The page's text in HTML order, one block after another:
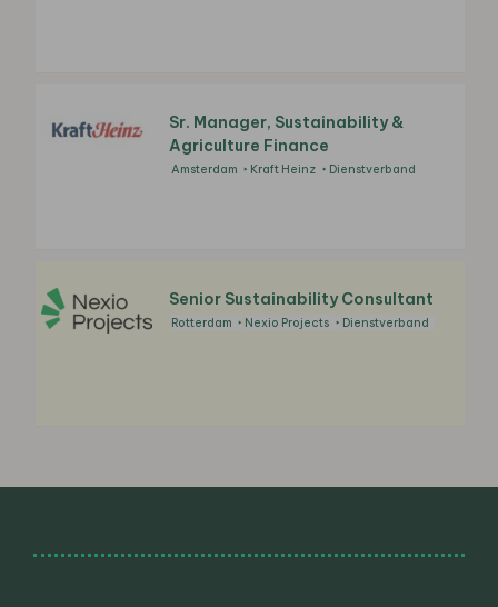
Sr. Manager, Sustainability &
Agriculture Finance
Amsterdam Kraft Heinz Dienstverband
Senior Sustainability Consultant
Rotterdam Nexio Projects Dienstverband